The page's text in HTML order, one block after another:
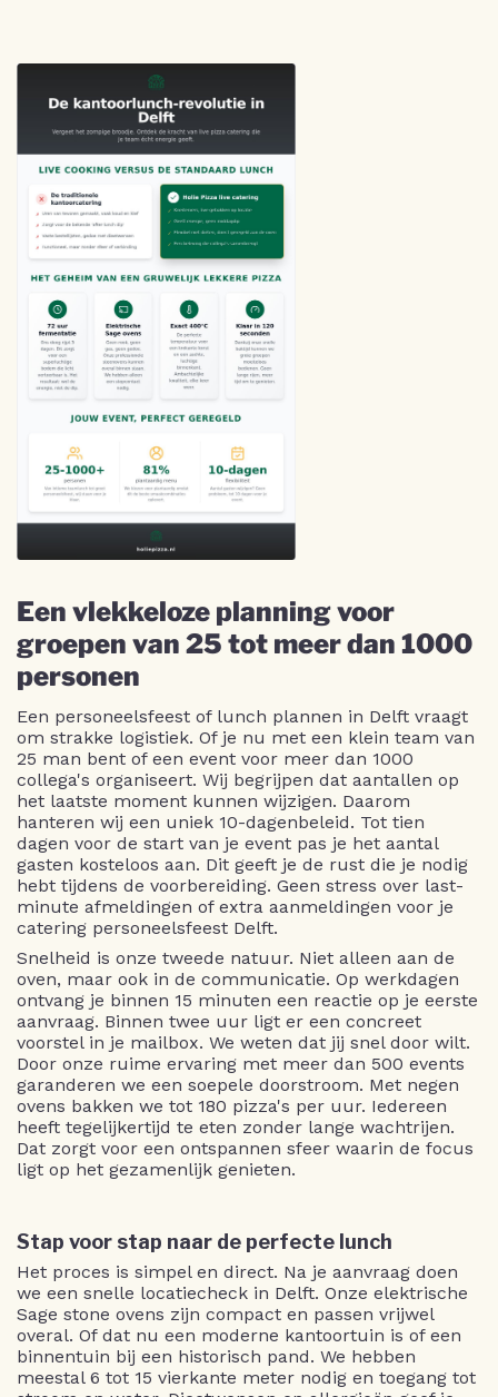
Een vlekkeloze planning voor
groepen van 25 tot meer dan 1000
personen
Een personeelsfeest of lunch plannen in Delft vraagt
om strakke logistiek. Of je nu met een klein team van
25 man bent of een event voor meer dan 1000
collega's organiseert. Wij begrijpen dat aantallen op
het laatste moment kunnen wijzigen. Daarom
hanteren wij een uniek 10-dagenbeleid. Tot tien
dagen voor de start van je event pas je het aantal
gasten kosteloos aan. Dit geeft je de rust die je nodig
hebt tijdens de voorbereiding. Geen stress over last-
minute afmeldingen of extra aanmeldingen voor je
catering personeelsfeest Delft.
Snelheid is onze tweede natuur. Niet alleen aan de
oven, maar ook in de communicatie. Op werkdagen
ontvang je binnen 15 minuten een reactie op je eerste
aanvraag. Binnen twee uur ligt er een concreet
voorstel in je mailbox. We weten dat jij snel door wilt.
Door onze ruime ervaring met meer dan 500 events
garanderen we een soepele doorstroom. Met negen
ovens bakken we tot 180 pizza's per uur. Iedereen
heeft tegelijkertijd te eten zonder lange wachtrijen.
Dat zorgt voor een ontspannen sfeer waarin de focus
ligt op het gezamenlijk genieten.
Stap voor stap naar de perfecte lunch
Het proces is simpel en direct. Na je aanvraag doen
we een snelle locatiecheck in Delft. Onze elektrische
Sage stone ovens zijn compact en passen vrijwel
overal. Of dat nu een moderne kantoortuin is of een
binnentuin bij een historisch pand. We hebben
meestal 6 tot 15 vierkante meter nodig en toegang tot